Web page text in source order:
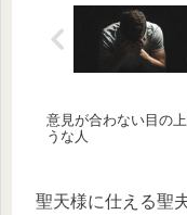
意見が合わない目の
うな人
聖天様に仕える聖